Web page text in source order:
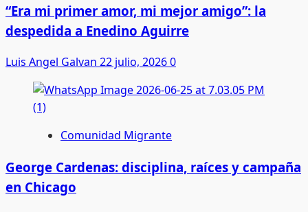
“Era mi primer amor, mi mejor amigo”: la
despedida a Enedino Aguirre
Luis Angel Galvan 22 julio, 20260
Comunidad Migrante
George Cardenas: disciplina, raíces y campaña
en Chicago